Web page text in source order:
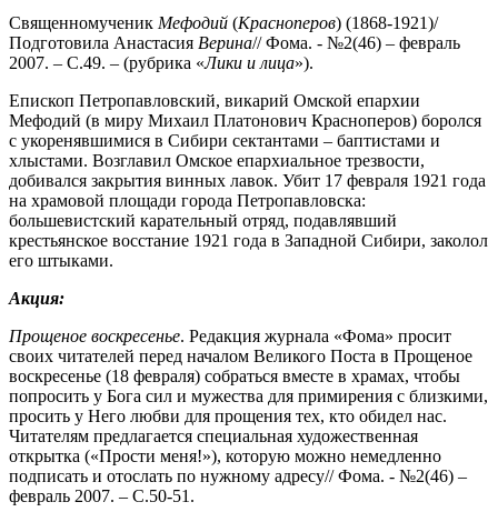
Священномученик Мефодий (Красноперов) (1868-1921)/
Подготовила Анастасия Верина// Фома. - №2(46) – февраль
2007. – С.49. – (рубрика «Лики и лица»).
Епископ Петропавловский, викарий Омской епархии
Мефодий (в миру Михаил Платонович Красноперов) боролся
с укоренявшимися в Сибири сектантами – баптистами и
хлыстами. Возглавил Омское епархиальное трезвости,
добивался закрытия винных лавок. Убит 17 февраля 1921 года
на храмовой площади города Петропавловска:
большевистский карательный отряд, подавлявший
крестьянское восстание 1921 года в Западной Сибири, заколол
его штыками.
Акция:
Прощеное воскресенье. Редакция журнала «Фома» просит
своих читателей перед началом Великого Поста в Прощеное
воскресенье (18 февраля) собраться вместе в храмах, чтобы
попросить у Бога сил и мужества для примирения с близкими,
просить у Него любви для прощения тех, кто обидел нас.
Читателям предлагается специальная художественная
открытка («Прости меня!»), которую можно немедленно
подписать и отослать по нужному адресу// Фома. - №2(46) –
февраль 2007. – С.50-51.